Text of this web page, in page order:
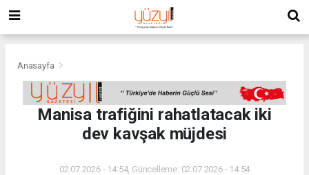
Anasayfa
Manisa trafiğini rahatlatacak iki
dev kavşak müjdesi
02.07.2026 - 14:54, Güncelleme: 02.07.2026 - 14:54